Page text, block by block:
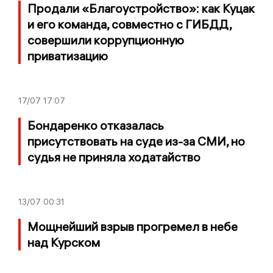
Продали «Благоустройство»: как Куцак
и его команда, совместно с ГИБДД,
совершили коррупционную
приватизацию
17/07 17:07
Бондаренко отказалась
присутствовать на суде из-за СМИ, но
судья не приняла ходатайство
13/07 00:31
Мощнейший взрыв прогремел в небе
над Курском